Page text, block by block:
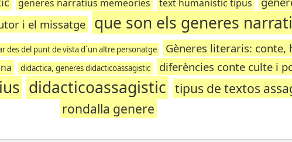
generes narratius memeories text humanístic tipus
i el missatge
que son els generes
des del punt de vista d´un altre personatge
Gèneres literaris: conte,
didactica, generes didacticoassagistic diferències conte culte i
didacticoassagistic tipus de textos
rondalla genere